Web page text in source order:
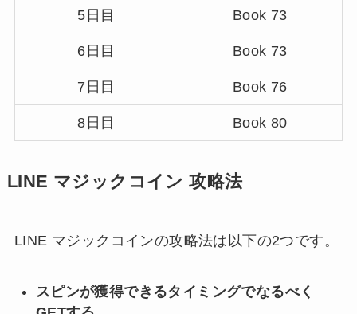
5日目 Book 73
6日目 Book 73
7日目 Book 76
8日目 Book 80
LINE マジックコイン 攻略法
LINE マジックコインの攻略法は以下の2つです。
スピンが獲得できるタイミングでなるべく